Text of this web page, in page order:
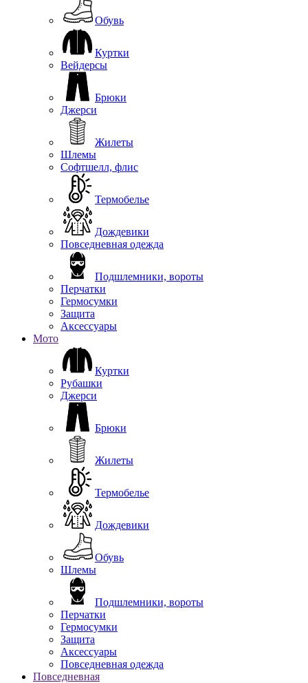
Обувь
Куртки
Вейдерсы
Брюки
Джерси
Жилеты
Шлемы
Софтшелл, флис
Термобелье
Дождевики
Повседневная одежда
Подшлемники, вороты
Перчатки
Гермосумки
Защита
Аксессуары
Мото
Куртки
Рубашки
Джерси
Брюки
Жилеты
Термобелье
Дождевики
Обувь
Шлемы
Подшлемники, вороты
Перчатки
Гермосумки
Защита
Аксессуары
Повседневная одежда
Повседневная